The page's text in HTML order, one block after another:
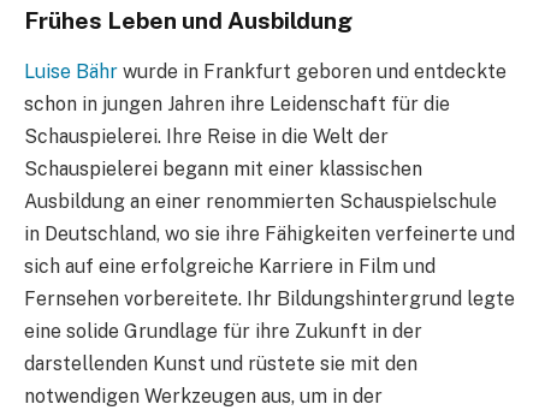
Frühes Leben und Ausbildung
Luise Bähr wurde in Frankfurt geboren und entdeckte
schon in jungen Jahren ihre Leidenschaft für die
Schauspielerei. Ihre Reise in die Welt der
Schauspielerei begann mit einer klassischen
Ausbildung an einer renommierten Schauspielschule
in Deutschland, wo sie ihre Fähigkeiten verfeinerte und
sich auf eine erfolgreiche Karriere in Film und
Fernsehen vorbereitete. Ihr Bildungshintergrund legte
eine solide Grundlage für ihre Zukunft in der
darstellenden Kunst und rüstete sie mit den
notwendigen Werkzeugen aus, um in der